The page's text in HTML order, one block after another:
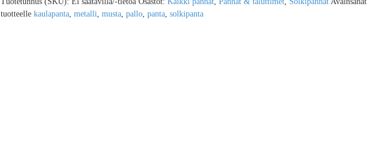
tuotteelle kaulapanta, metalli musta, pallo, panta, solkipanta